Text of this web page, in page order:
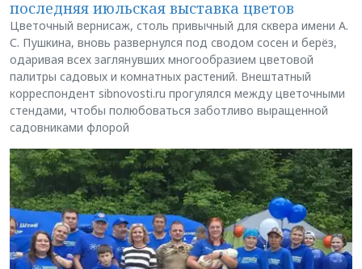
последняя июльская выставка цветов
Цветочный вернисаж, столь привычный для сквера имени А.
С. Пушкина, вновь развернулся под сводом сосен и берёз,
одаривая всех заглянувших многообразием цветовой
палитры садовых и комнатных растений. Внештатный
корреспондент sibnovosti.ru прогулялся между цветочными
стендами, чтобы полюбоваться заботливо выращенной
садовниками флорой